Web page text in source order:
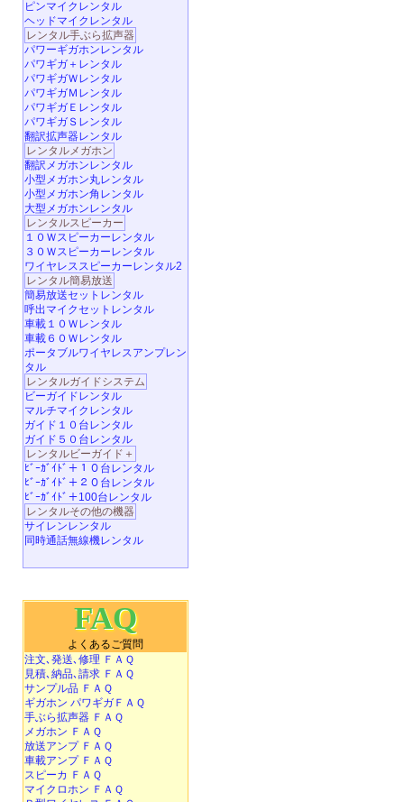
ピンマイクレンタル
ヘッドマイクレンタル
レンタル手ぶら拡声器
パワーギガホンレンタル
パワギガ＋レンタル
パワギガＷレンタル
パワギガＭレンタル
パワギガＥレンタル
パワギガＳレンタル
翻訳拡声器レンタル
レンタルメガホン
翻訳メガホンレンタル
小型メガホン丸レンタル
小型メガホン角レンタル
大型メガホンレンタル
レンタルスピーカー
１０Ｗスピーカーレンタル
３０Ｗスピーカーレンタル
ワイヤレススピーカーレンタル2
レンタル簡易放送
簡易放送セットレンタル
呼出マイクセットレンタル
車載１０Ｗレンタル
車載６０Ｗレンタル
ポータブルワイヤレスアンプレン
タル
レンタルガイドシステム
ビーガイドレンタル
マルチマイクレンタル
ガイド１０台レンタル
ガイド５０台レンタル
レンタルビーガイド＋
ﾋﾞｰｶﾞｲﾄﾞ＋１０台レンタル
ﾋﾞｰｶﾞｲﾄﾞ＋２０台レンタル
ﾋﾞｰｶﾞｲﾄﾞ＋100台レンタル
レンタルその他の機器
サイレンレンタル
同時通話無線機レンタル
FAQ
よくあるご質問
注文､発送､修理 ＦＡＱ
見積､納品､請求 ＦＡＱ
サンプル品 ＦＡＱ
ギガホン パワギガＦＡＱ
手ぶら拡声器 ＦＡＱ
メガホン ＦＡＱ
放送アンプ ＦＡＱ
車載アンプ ＦＡＱ
スピーカ ＦＡＱ
マイクロホン ＦＡＱ